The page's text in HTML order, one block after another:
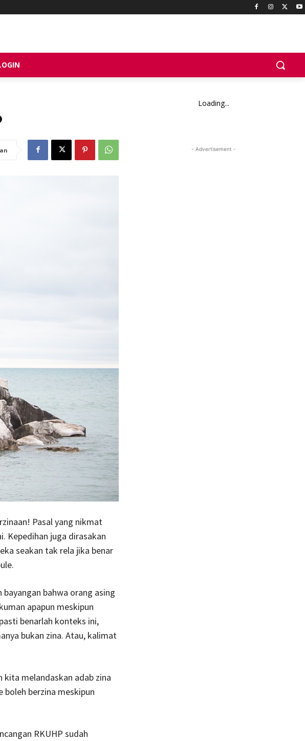
Pasal yang nikmat
Kepedihan juga dirasakan
seakan tak rela jika benar
bahwa orang asing
apapun meskipun
benarlah konteks ini,
bukan zina. Atau, kalimat
kita melandaskan adab zina
boleh berzina meskipun
RKUHP sudah
Loading...
- Advertisement -